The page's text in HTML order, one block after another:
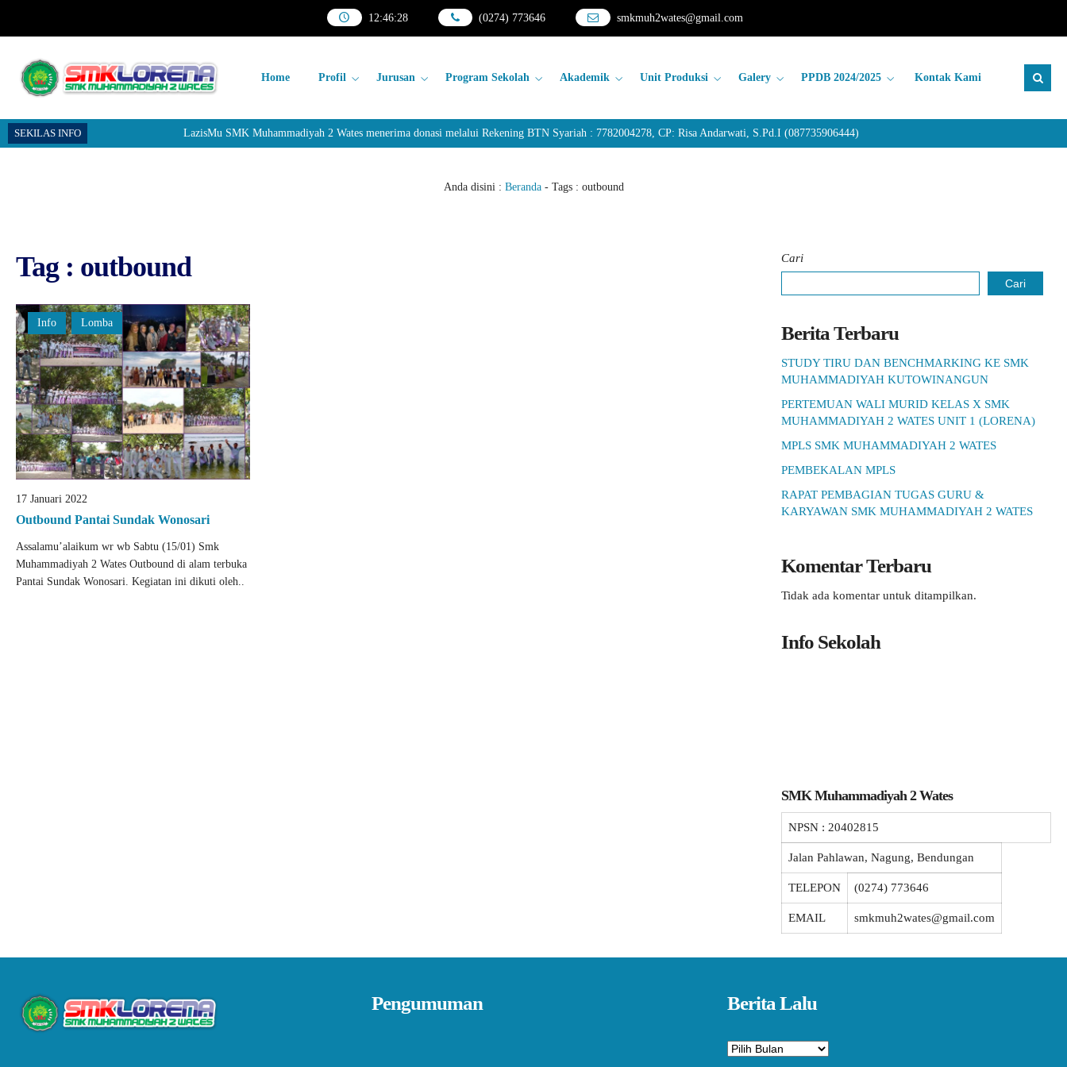
12:46:28 (0274) 773646 smkmuh2wates@gmail.com
Home Profil Jurusan Program Sekolah Akademik Unit Produksi Galery PPDB 2024/2025 Kontak Kami
SEKILAS INFO LazisMu SMK Muhammadiyah 2 Wates menerima donasi melalui Rekening BTN Syariah : 7782004278, CP: Risa Andarwati, S.Pd.I (087735906444)
Anda disini : Beranda- Tags : outbound
Tag : outbound
Info Lomba
17 Januari 2022
Outbound Pantai Sundak Wonosari
Assalamu’alaikum wr wb Sabtu (15/01) Smk
Muhammadiyah 2 Wates Outbound di alam terbuka
Pantai Sundak Wonosari. Kegiatan ini dikuti oleh..
Cari
Cari
Berita Terbaru
STUDY TIRU DAN BENCHMARKING KE SMK
MUHAMMADIYAH KUTOWINANGUN
PERTEMUAN WALI MURID KELAS X SMK
MUHAMMADIYAH 2 WATES UNIT 1 (LORENA)
MPLS SMK MUHAMMADIYAH 2 WATES
PEMBEKALAN MPLS
RAPAT PEMBAGIAN TUGAS GURU &
KARYAWAN SMK MUHAMMADIYAH 2 WATES
Komentar Terbaru
Tidak ada komentar untuk ditampilkan.
Info Sekolah
SMK Muhammadiyah 2 Wates
NPSN : 20402815
Jalan Pahlawan, Nagung, Bendungan
TELEPON (0274) 773646
EMAIL smkmuh2wates@gmail.com
Pengumuman Berita Lalu
Arsip